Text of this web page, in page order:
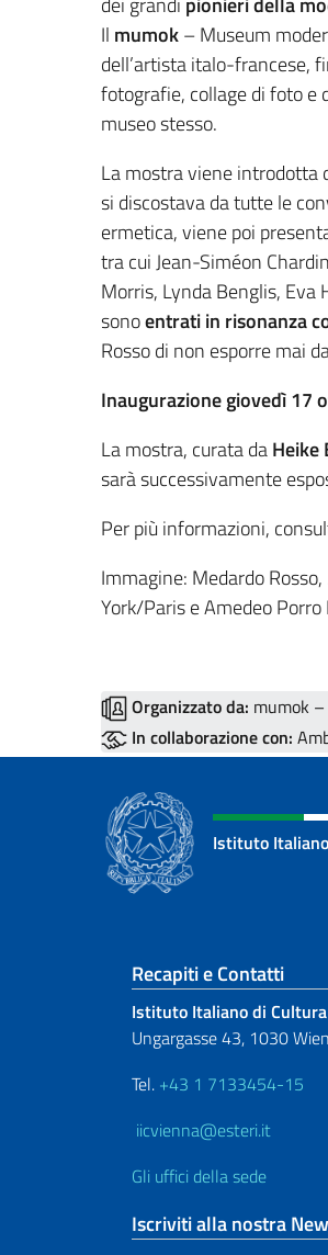
Il mumok– Museum
dell’artista italo-francese,
fotografie, collage di foto e
museo stesso.
La mostra viene introdotta
si discostava da tutte le
ermetica, viene poi
tra cui Jean-Siméon
Morris, Lynda Benglis,
sonoentrati in risonanza
Rosso di non esporre mai
Inaugurazione giovedì 17
La mostra, curata daHeike
sarà successivamente
Per più informazioni,
Immagine: Medardo Rosso,
York/Paris e Amedeo
Organizzato da: mumok
In collaborazione con:
Istituto
Sezione
Recapiti e Contatti
Istituto Italiano di
Ungargasse 43, 1030 Wien
Tel. +43 1 7133454-15
iicvienna@esteri.it
Gli uffici della sede
Iscriviti alla nostra